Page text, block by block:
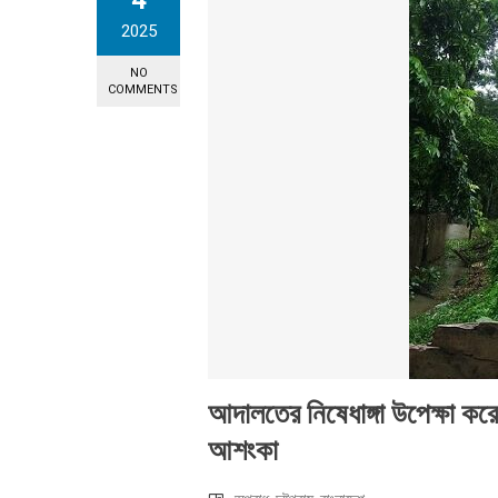
2025
NO
COMMENTS
আদালতের নিষেধাঙ্গা উপেক্ষা
আশংকা